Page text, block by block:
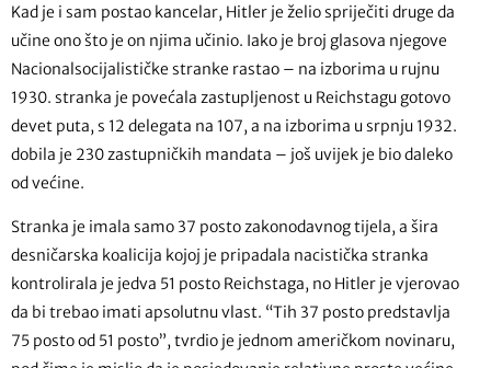
Kad je i sam postao kancelar, Hitler je želio spriječiti druge da
učine ono što je on njima učinio. Iako je broj glasova njegove
Nacionalsocijalističke stranke rastao – na izborima u rujnu
1930. stranka je povećala zastupljenost u Reichstagu gotovo
devet puta, s 12 delegata na 107, a na izborima u srpnju 1932.
dobila je 230 zastupničkih mandata – još uvijek je bio daleko
od većine.
Stranka je imala samo 37 posto zakonodavnog tijela, a šira
desničarska koalicija kojoj je pripadala nacistička stranka
kontrolirala je jedva 51 posto Reichstaga, no Hitler je vjerovao
da bi trebao imati apsolutnu vlast. “Tih 37 posto predstavlja
75 posto od 51 posto”, tvrdio je jednom američkom novinaru,